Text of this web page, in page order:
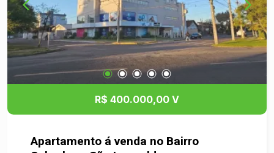
R$ 400.000,00 V
Apartamento á venda no Bairro